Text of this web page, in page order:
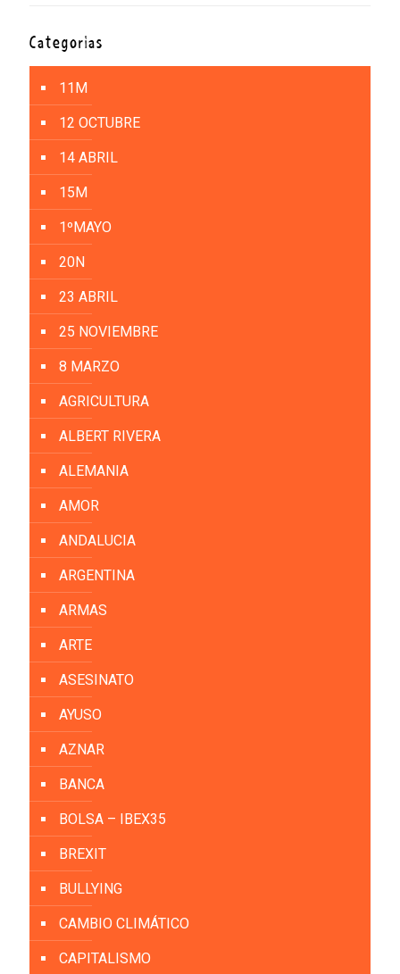
Categorías
11M
12 OCTUBRE
14 ABRIL
15M
1ºMAYO
20N
23 ABRIL
25 NOVIEMBRE
8 MARZO
AGRICULTURA
ALBERT RIVERA
ALEMANIA
AMOR
ANDALUCIA
ARGENTINA
ARMAS
ARTE
ASESINATO
AYUSO
AZNAR
BANCA
BOLSA – IBEX35
BREXIT
BULLYING
CAMBIO CLIMÁTICO
CAPITALISMO